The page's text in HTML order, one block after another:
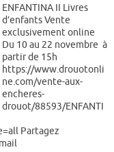
ENFANTINA II Livres
d’enfants Vente
exclusivement online
Du 10 au 22 novembre à
partir de 15h
https://www.drouotonli
ne.com/vente-aux-
encheres-
drouot/88593/ENFANTI
Partagez